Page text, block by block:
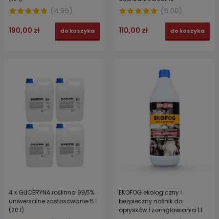
(4.95)
190,00 zł do koszyka
zastosowanie 4x 1 l
(5.00)
110,00 zł do koszyka
4 x GLICERYNA roślinna 99,5%
uniwersalne zastosowanie 5 l
(20 l)
EKOFOG ekologiczny i
bezpieczny nośnik do
oprysków i zamgławiania 1 l